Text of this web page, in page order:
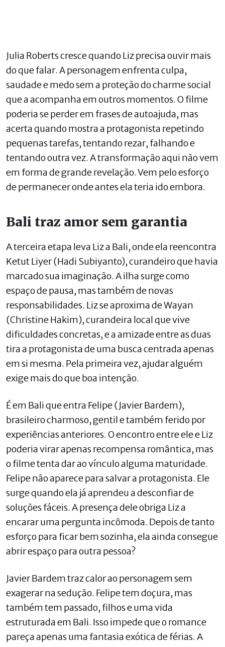
Julia Roberts cresce quando Liz precisa ouvir mais
do que falar. A personagem enfrenta culpa,
saudade e medo sem a proteção do charme social
que a acompanha em outros momentos. O filme
poderia se perder em frases de autoajuda, mas
acerta quando mostra a protagonista repetindo
pequenas tarefas, tentando rezar, falhando e
tentando outra vez. A transformação aqui não vem
em forma de grande revelação. Vem pelo esforço
de permanecer onde antes ela teria ido embora.
Bali traz amor sem garantia
A terceira etapa leva Liz a Bali, onde ela reencontra
Ketut Liyer (Hadi Subiyanto), curandeiro que havia
marcado sua imaginação. A ilha surge como
espaço de pausa, mas também de novas
responsabilidades. Liz se aproxima de Wayan
(Christine Hakim), curandeira local que vive
dificuldades concretas, e a amizade entre as duas
tira a protagonista de uma busca centrada apenas
em si mesma. Pela primeira vez, ajudar alguém
exige mais do que boa intenção.
É em Bali que entra Felipe (Javier Bardem),
brasileiro charmoso, gentil e também ferido por
experiências anteriores. O encontro entre ele e Liz
poderia virar apenas recompensa romântica, mas
o filme tenta dar ao vínculo alguma maturidade.
Felipe não aparece para salvar a protagonista. Ele
surge quando ela já aprendeu a desconfiar de
soluções fáceis. A presença dele obriga Liz a
encarar uma pergunta incômoda. Depois de tanto
esforço para ficar bem sozinha, ela ainda consegue
abrir espaço para outra pessoa?
Javier Bardem traz calor ao personagem sem
exagerar na sedução. Felipe tem doçura, mas
também tem passado, filhos e uma vida
estruturada em Bali. Isso impede que o romance
pareça apenas uma fantasia exótica de férias. A